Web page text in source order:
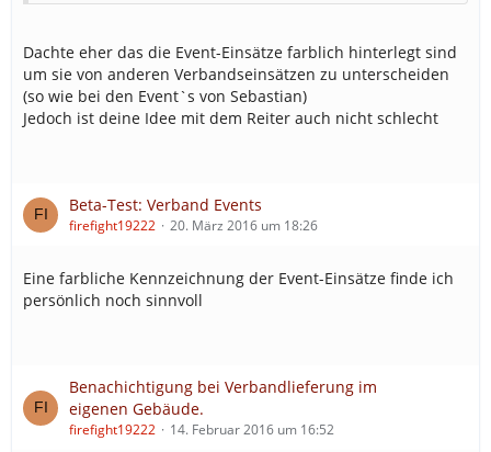
Dachte eher das die Event-Einsätze farblich hinterlegt sind
um sie von anderen Verbandseinsätzen zu unterscheiden
(so wie bei den Event`s von Sebastian)
Jedoch ist deine Idee mit dem Reiter auch nicht schlecht
Beta-Test: Verband Events
firefight19222 20. März 2016 um 18:26
Eine farbliche Kennzeichnung der Event-Einsätze finde ich
persönlich noch sinnvoll
Benachichtigung bei Verbandlieferung im
eigenen Gebäude.
firefight19222 14. Februar 2016 um 16:52